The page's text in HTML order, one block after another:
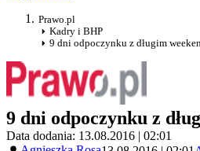
Prawo.pl
Kadry i BHP
9 dni odpoczynku z długim
9 dni odpoczynku z
Data dodania: 13.08.2016 | 02:01